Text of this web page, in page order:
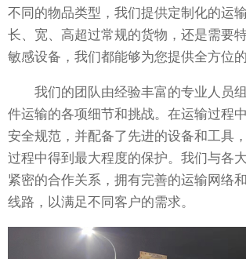
不同的物品类型，我们提供定制化的运
长、宽、高超过常规的货物，还是需要
敏感设备，我们都能够为您提供全方位的
我们的团队由经验丰富的专业人员组
件运输的各项细节和挑战。在运输过程
安全规范，并配备了先进的设备和工具
过程中得到最大程度的保护。我们与各
紧密的合作关系，拥有完善的运输网络
线路，以满足不同客户的需求。